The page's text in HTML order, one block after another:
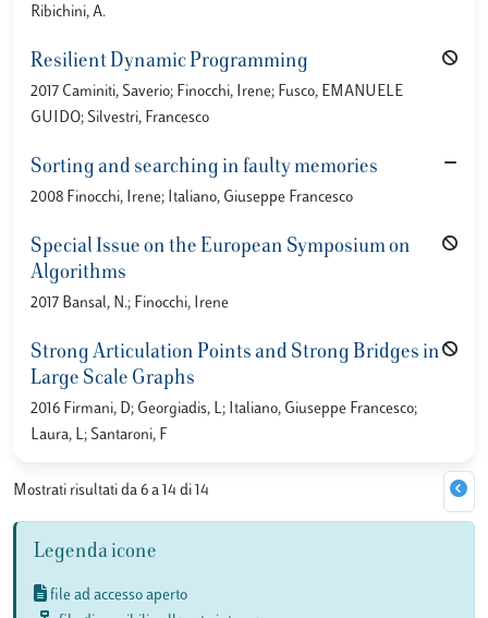
Ribichini, A.
Resilient Dynamic Programming
2017 Caminiti, Saverio; Finocchi, Irene; Fusco, EMANUELE
GUIDO; Silvestri, Francesco
Sorting and searching in faulty memories
2008 Finocchi, Irene; Italiano, Giuseppe Francesco
Special Issue on the European Symposium on
Algorithms
2017 Bansal, N.; Finocchi, Irene
Strong Articulation Points and Strong Bridges in
Large Scale Graphs
2016 Firmani, D; Georgiadis, L; Italiano, Giuseppe Francesco;
Laura, L; Santaroni, F
Mostrati risultati da 6 a 14 di 14
Legenda icone
file ad accesso aperto